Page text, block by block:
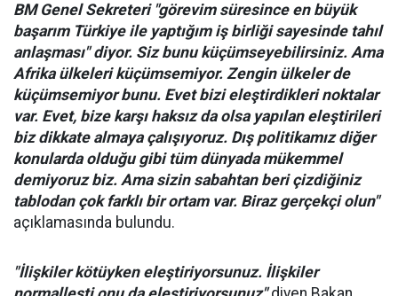
BM Genel Sekreteri "görevim süresince en büyük
başarım Türkiye ile yaptığım iş birliği sayesinde tahıl
anlaşması" diyor. Siz bunu küçümseyebilirsiniz. Ama
Afrika ülkeleri küçümsemiyor. Zengin ülkeler de
küçümsemiyor bunu. Evet bizi eleştirdikleri noktalar
var. Evet, bize karşı haksız da olsa yapılan eleştirileri
biz dikkate almaya çalışıyoruz. Dış politikamız diğer
konularda olduğu gibi tüm dünyada mükemmel
demiyoruz biz. Ama sizin sabahtan beri çizdiğiniz
tablodan çok farklı bir ortam var. Biraz gerçekçi olun"
açıklamasında bulundu.
"İlişkiler kötüyken eleştiriyorsunuz. İlişkiler